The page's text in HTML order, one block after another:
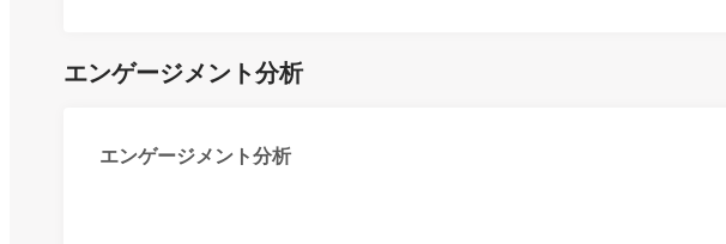
エンゲージメント分析
エンゲージメント分析